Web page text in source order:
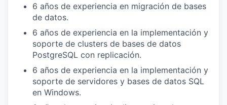
6 años de experiencia en migración de bases
de datos.
6 años de experiencia en la implementación y
soporte de clusters de bases de datos
PostgreSQL con replicación.
6 años de experiencia en la implementación y
soporte de servidores y bases de datos SQL
en Windows.